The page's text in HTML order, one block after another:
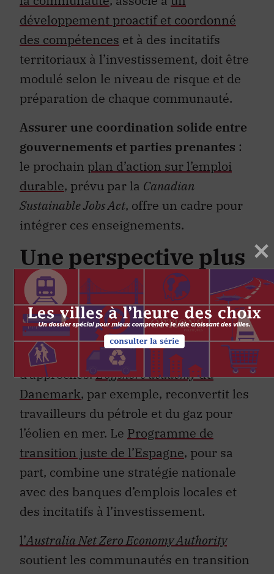
développement proactif et coordonné
des compétences et à des incitatifs
territoriaux à l’investissement, doit être
modulé selon le niveau de risque et de
préparation de chaque communauté.
Assurer une coordination solide entre
gouvernements et parties prenantes :
le prochain plan d’action sur l’emploi
durable, prévu par la Canadian
Sustainable Jobs Act, offre un cadre pour
intégrer ces enseignements.
Une perspective plus
large
Lesétudes de cas internationales que
nous avons analysées couvrent une
grande diversité de contextes et
d’approches.L’offshore academydu
Danemark, par exemple, reconvertit les
travailleurs du pétrole et du gaz pour
l’éolien en mer. Le Programme de
transition juste de l’Espagne, pour sa
part, combine une stratégie nationale
avec des banques d’emplois locales et
des incitatifs à l’investissement.
l’Australia Net Zero Economy Authority
soutient les communautés en transition